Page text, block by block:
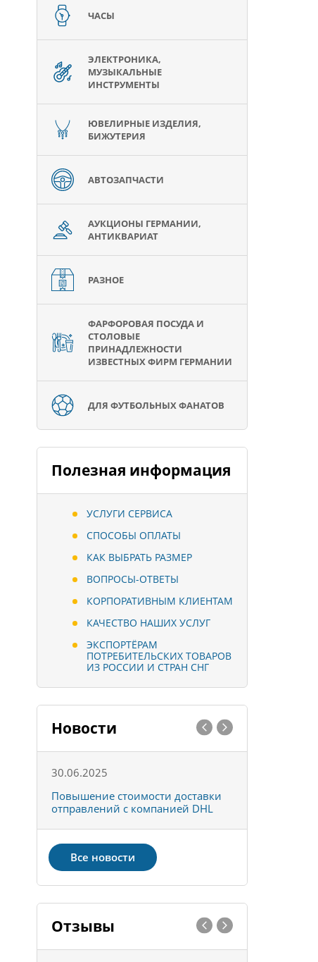
ЧАСЫ
ЭЛЕКТРОНИКА,
МУЗЫКАЛЬНЫЕ
ИНСТРУМЕНТЫ
ЮВЕЛИРНЫЕ ИЗДЕЛИЯ,
БИЖУТЕРИЯ
АВТОЗАПЧАСТИ
АУКЦИОНЫ ГЕРМАНИИ,
АНТИКВАРИАТ
РАЗНОЕ
ФАРФОРОВАЯ ПОСУДА И
СТОЛОВЫЕ
ПРИНАДЛЕЖНОСТИ
ИЗВЕСТНЫХ ФИРМ ГЕРМАНИИ
ДЛЯ ФУТБОЛЬНЫХ ФАНАТОВ
Полезная информация
УСЛУГИ СЕРВИСА
СПОСОБЫ ОПЛАТЫ
КАК ВЫБРАТЬ РАЗМЕР
ВОПРОСЫ-ОТВЕТЫ
КОРПОРАТИВНЫМ КЛИЕНТАМ
КАЧЕСТВО НАШИХ УСЛУГ
ЭКСПОРТЁРАМ
ПОТРЕБИТЕЛЬСКИХ ТОВАРОВ
ИЗ РОССИИ И СТРАН СНГ
Новости
30.06.2025
Повышение стоимости доставки
отправлений с компанией DHL
Все новости
Отзывы